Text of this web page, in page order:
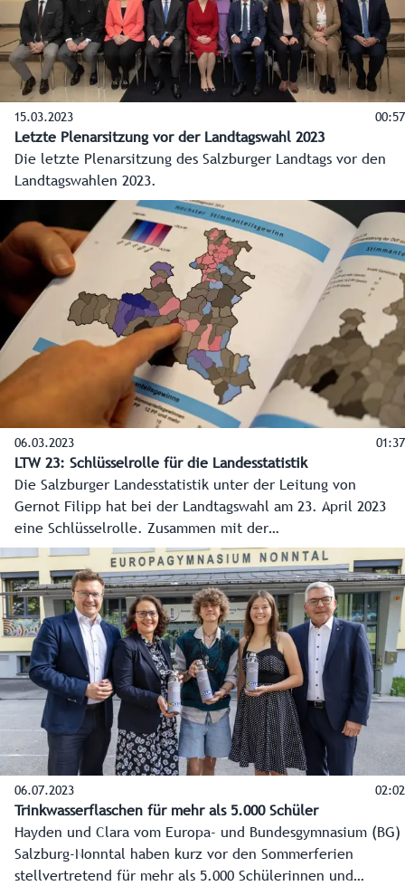
tatsächlich nur bei rund 450 Millionen zu stehen.
15.03.2023 00:57
Letzte Plenarsitzung vor der Landtagswahl 2023
Die letzte Plenarsitzung des Salzburger Landtags vor den
Landtagswahlen 2023.
06.03.2023 01:37
LTW 23: Schlüsselrolle für die Landesstatistik
Die Salzburger Landesstatistik unter der Leitung von
Gernot Filipp hat bei der Landtagswahl am 23. April 2023
eine Schlüsselrolle. Zusammen mit der
Landeswahlbehörde, der IT-Abteilung und dem Landes-
Medienzentrum muss die Wahl reibungslos ablaufen.
06.07.2023 02:02
Trinkwasserflaschen für mehr als 5.000 Schüler
Hayden und Clara vom Europa- und Bundesgymnasium (BG)
Salzburg-Nonntal haben kurz vor den Sommerferien
stellvertretend für mehr als 5.000 Schülerinnen und